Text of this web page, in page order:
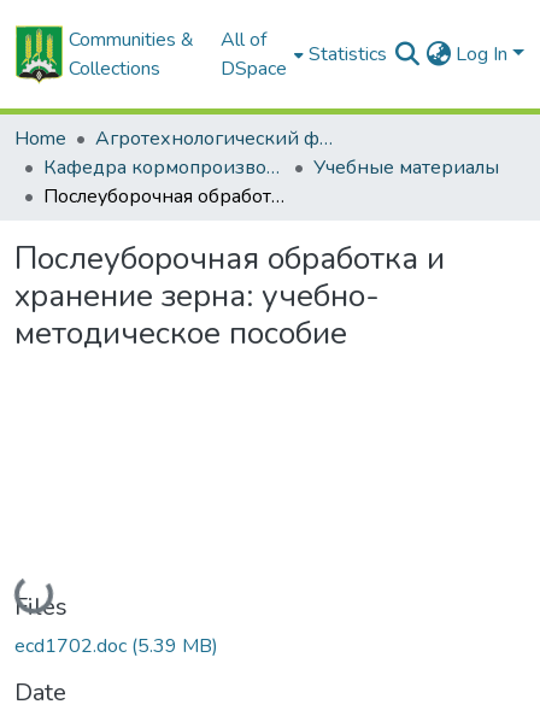
Communities &
Collections
All of
DSpace
Statistics Log In
Home
Агротехнологический факультет
Кафедра кормопроизводства и хранения продукции растениеводства
Учебные материалы
Послеуборочная обработка и хранение зерна: учебно-методическое пособие
Послеуборочная обработка и
хранение зерна: учебно-
методическое пособие
Loading...
Files
ecd1702.doc (5.39 MB)
Date